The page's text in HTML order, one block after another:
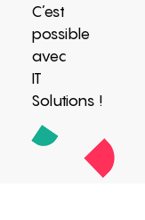
C’est
possible
avec
IT
Solutions !